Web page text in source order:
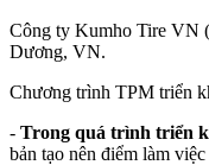
Công ty Kumho Tire VN
Dương, VN.
Chương trình TPM triển
- Trong quá trình triển
bản tạo nên điểm làm